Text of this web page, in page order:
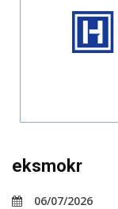
eksmokr
06/07/2026